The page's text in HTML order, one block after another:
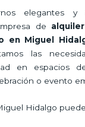
elegantes y
de
en Miguel
las
en espacios
o evento
Hidalgo